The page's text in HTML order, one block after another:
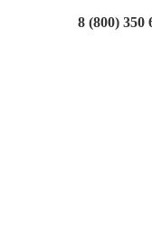
8 (800) 350